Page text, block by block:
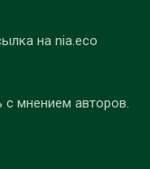
на nia.eco
мнением авторов.